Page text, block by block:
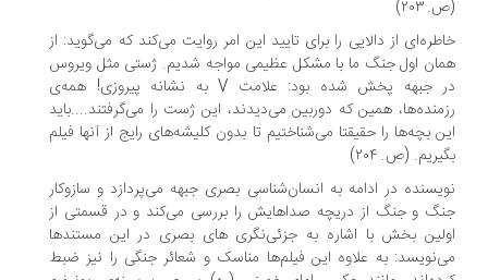
از دالایی را برای تایید این امر روایت می‌کند که می‌گوید: از
اول جنگ ما با مشکل عظیمی مواجه شدیم. ژستی مثل ویروس
در جبهه پخش شده بود: علامت V به نشانه پیروزی! همه‌ی
همین که دوربین می‌دیدند، این ژست را می‌گرفتند....باید
بچه‌ها را حقیقتا می‌شناختیم تا بدون کلیشه‌های رایج از آنها فیلم
(ص. ۲۰۴)
در ادامه به انسان‌شناسی بصری جبهه می‌پردازد و سازوکار
و جنگ از دریچه صداهایش را بررسی می‌کند و در قسمتی از
بخش با اشاره به جزئی‌نگری های بصری در این مستندها
به علاوه این فیلم‌ها مناسک و شعائر جنگی را نیز ضبط